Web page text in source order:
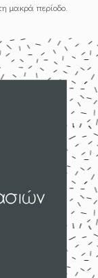
μακρά περίοδο.